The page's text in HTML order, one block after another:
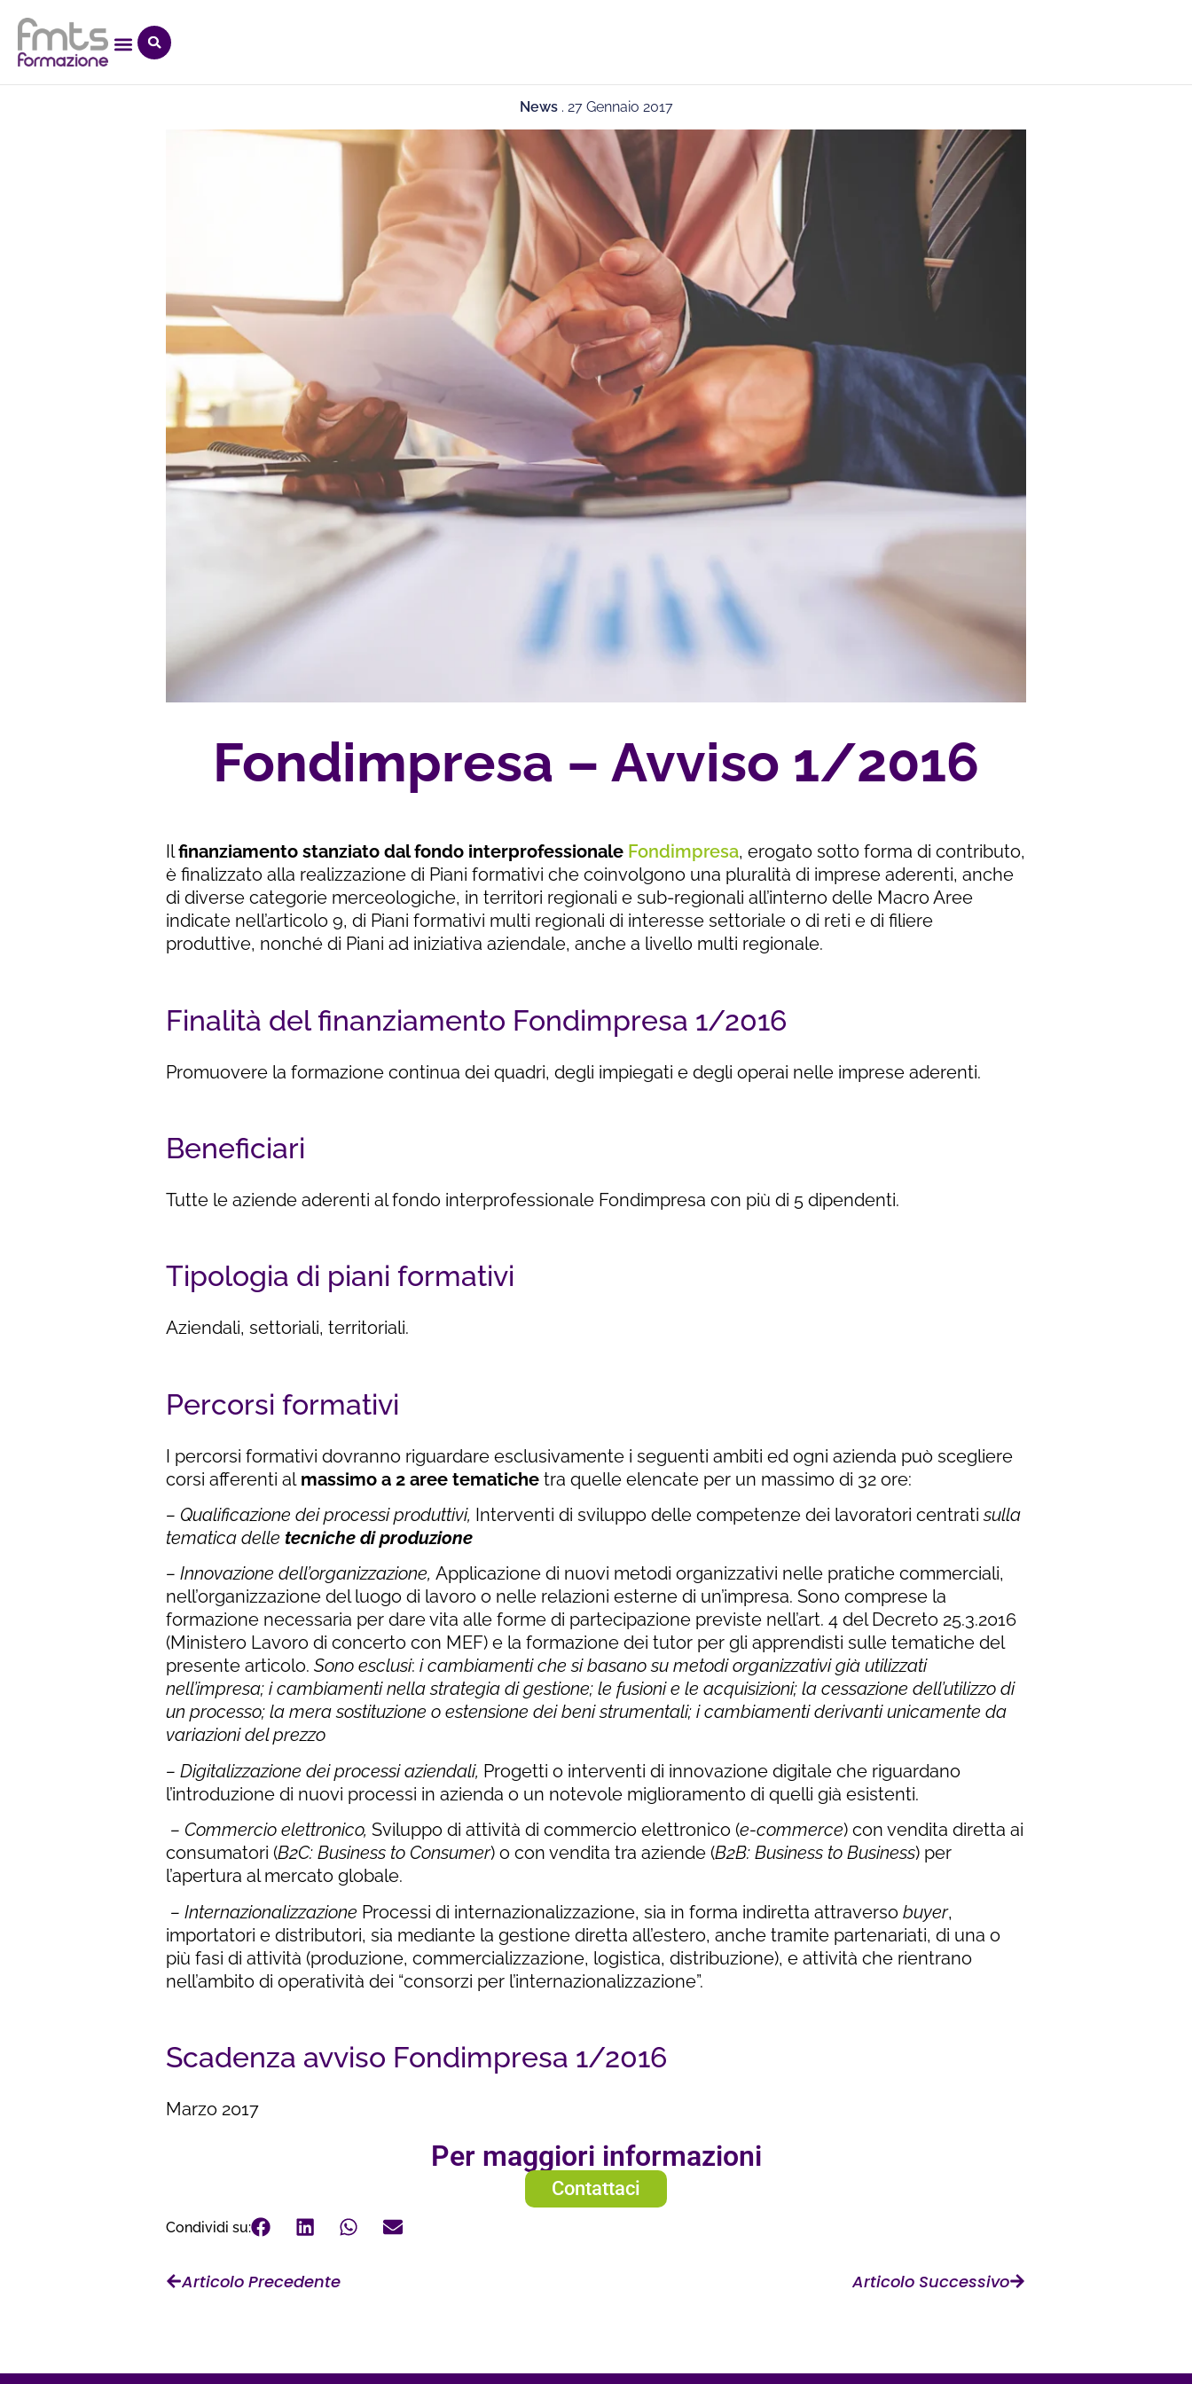
News . 27 Gennaio 2017
Fondimpresa – Avviso 1/2016
Ilfinanziamento stanziato dal fondo interprofessionale Fondimpresa, erogato sotto forma di contributo,
è finalizzato alla realizzazione di Piani formativi che coinvolgono una pluralità di imprese aderenti, anche
di diverse categorie merceologiche, in territori regionali e sub-regionali all’interno delle Macro Aree
indicate nell’articolo 9, di Piani formativi multi regionali di interesse settoriale o di reti e di filiere
produttive, nonché di Piani ad iniziativa aziendale, anche a livello multi regionale.
Finalità del finanziamento Fondimpresa 1/2016
Promuovere la formazione continua dei quadri, degli impiegati e degli operai nelle imprese aderenti.
Beneficiari
Tutte le aziende aderenti al fondo interprofessionale Fondimpresa con più di 5 dipendenti.
Tipologia di piani formativi
Aziendali, settoriali, territoriali.
Percorsi formativi
I percorsi formativi dovranno riguardare esclusivamente i seguenti ambiti ed ogni azienda può scegliere
corsi afferenti al massimo a 2 aree tematiche tra quelle elencate per un massimo di 32 ore:
– Qualificazione dei processi produttivi, Interventi di sviluppo delle competenze dei lavoratori centratisulla
tematica delle tecniche di produzione
– Innovazione dell’organizzazione, Applicazione di nuovi metodi organizzativi nelle pratiche commerciali,
nell’organizzazione del luogo di lavoro o nelle relazioni esterne di un’impresa. Sono comprese la
formazione necessaria per dare vita alle forme di partecipazione previste nell’art. 4 del Decreto 25.3.2016
(Ministero Lavoro di concerto con MEF) e la formazione dei tutor per gli apprendisti sulle tematiche del
presente articolo. Sono esclusi: i cambiamenti che si basano su metodi organizzativi già utilizzati
nell’impresa; i cambiamenti nella strategia di gestione; le fusioni e le acquisizioni; la cessazione dell’utilizzo di
un processo; la mera sostituzione o estensione dei beni strumentali; i cambiamenti derivanti unicamente da
variazioni del prezzo
– Digitalizzazione dei processi aziendali, Progetti o interventi di innovazione digitale che riguardano
l’introduzione di nuovi processi in azienda o un notevole miglioramento di quelli già esistenti.
– Commercio elettronico, Sviluppo di attività di commercio elettronico (e-commerce) con vendita diretta ai
consumatori (B2C: Business to Consumer) o con vendita tra aziende (B2B: Business to Business) per
l’apertura al mercato globale.
– Internazionalizzazione Processi di internazionalizzazione, sia in forma indiretta attraverso buyer,
importatori e distributori, sia mediante la gestione diretta all’estero, anche tramite partenariati, di una o
più fasi di attività (produzione, commercializzazione, logistica, distribuzione), e attività che rientrano
nell’ambito di operatività dei “consorzi per l’internazionalizzazione”.
Scadenza avviso Fondimpresa 1/2016
Marzo 2017
Per maggiori informazioni
Contattaci
Condividi su:
Articolo Precedente Articolo Successivo